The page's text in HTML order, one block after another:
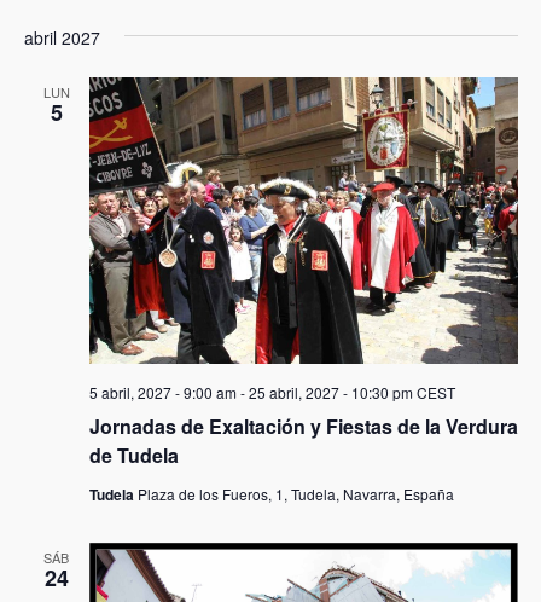
abril 2027
LUN
5
Jornadas de Exaltación y Fiestas de la Verdura
de Tudela
5 abril, 2027 - 9:00 am-25 abril, 2027 - 10:30 pm CEST
Tudela Plaza de los Fueros, 1, Tudela, Navarra, España
SÁB
24